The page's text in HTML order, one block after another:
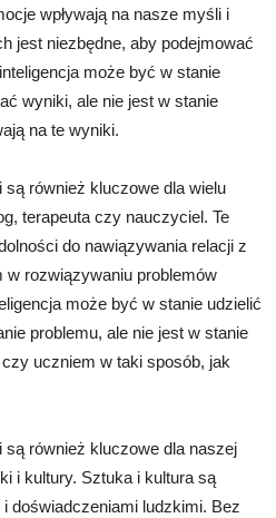
wpływają na nasze myśli i
jest niezbędne, aby podejmować
może być w stanie
wyniki, ale nie jest w stanie
na te wyniki.
również kluczowe dla wielu
terapeuta czy nauczyciel. Te
do nawiązywania relacji z
w rozwiązywaniu problemów
może być w stanie udzielić
problemu, ale nie jest w stanie
uczniem w taki sposób, jak
również kluczowe dla naszej
i kultury. Sztuka i kultura są
doświadczeniami ludzkimi. Bez